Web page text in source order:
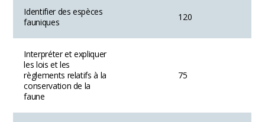
Identifier des espèces
fauniques
120
Interpréter et expliquer
les lois et les
règlements relatifs à la
conservation de la
faune
75